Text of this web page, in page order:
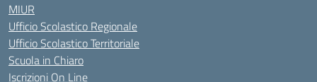
MIUR
Ufficio Scolastico Regionale
Ufficio Scolastico Territoriale
Scuola in Chiaro
Iscrizioni On Line